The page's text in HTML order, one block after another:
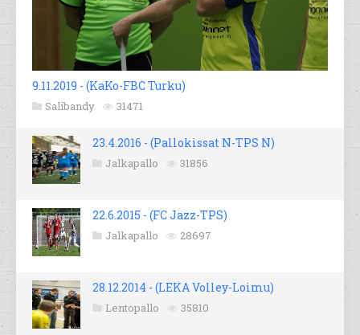
9.11.2019 - (KaKo-FBC Turku)
Salibandy 31471
23.4.2016 - (Pallokissat N-TPS N)
Jalkapallo 31856
22.6.2015 - (FC Jazz-TPS)
Jalkapallo 28697
28.12.2014 - (LEKA Volley-Loimu)
Lentopallo 35810